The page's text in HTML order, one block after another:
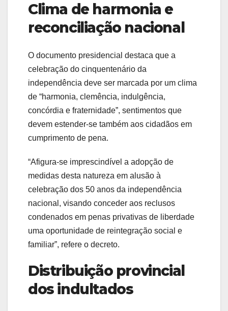
Clima de harmonia e
reconciliação nacional
O documento presidencial destaca que a
celebração do cinquentenário da
independência deve ser marcada por um clima
de “harmonia, clemência, indulgência,
concórdia e fraternidade”, sentimentos que
devem estender-se também aos cidadãos em
cumprimento de pena.
“Afigura-se imprescindível a adopção de
medidas desta natureza em alusão à
celebração dos 50 anos da independência
nacional, visando conceder aos reclusos
condenados em penas privativas de liberdade
uma oportunidade de reintegração social e
familiar”, refere o decreto.
Distribuição provincial
dos indultados